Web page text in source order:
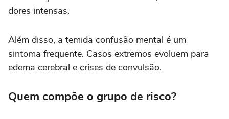
dores intensas.
Além disso, a temida confusão mental é um
sintoma frequente. Casos extremos evoluem para
edema cerebral e crises de convulsão.
Quem compõe o grupo de risco?